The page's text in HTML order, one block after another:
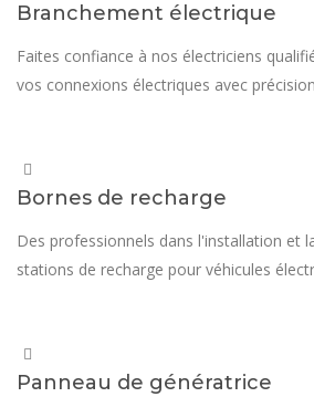
Branchement électrique
Faites confiance à nos électriciens
vos connexions électriques avec
Bornes de recharge
Des professionnels dans l'installation et
stations de recharge pour véhicules
Panneau de génératrice